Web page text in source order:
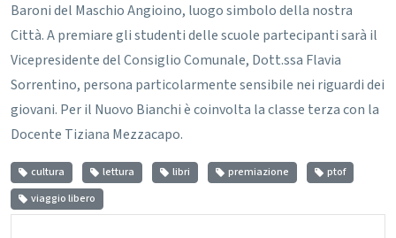
Baroni del Maschio Angioino, luogo simbolo della nostra
Città.A premiare gli studenti delle scuole partecipanti sarà il
Vicepresidente del Consiglio Comunale, Dott.ssa Flavia
Sorrentino, persona particolarmente sensibile nei riguardi dei
giovani. Per il Nuovo Bianchi è coinvolta la classe terza con la
Docente Tiziana Mezzacapo.
cultura lettura libri premiazione
ptof
viaggio libero